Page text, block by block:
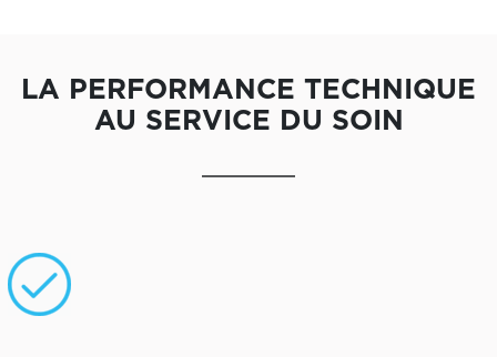
LA PERFORMANCE TECHNIQUE
AU SERVICE DU SOIN